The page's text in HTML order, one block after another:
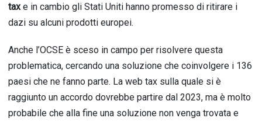
taxe in cambio gli Stati Uniti hanno promesso di ritirare i
dazi su alcuni prodotti europei.
Anche l’OCSE è sceso in campo per risolvere questa
problematica, cercando una soluzione che coinvolgere i 136
paesi che ne fanno parte. La web tax sulla quale si è
raggiunto un accordo dovrebbe partire dal 2023, ma è molto
probabile che alla fine una soluzione non venga trovata e